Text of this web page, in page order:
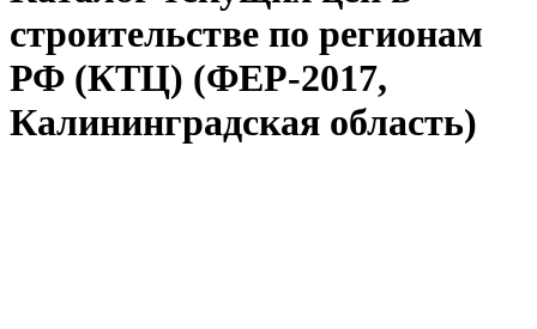
строительстве по регионам
РФ (КТЦ) (ФЕР-2017,
Калининградская область)